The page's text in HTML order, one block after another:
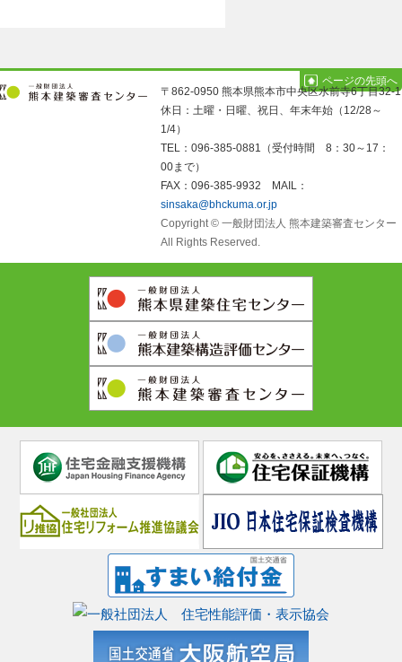
ページの先頭へ
〒862-0950 熊本県熊本市中央区水前寺6丁目32-1
休日：土曜・日曜、祝日、年末年始（12/28～
1/4）
TEL：096-385-0881（受付時間 8：30～17：
00まで）
FAX：096-385-9932 MAIL：
sinsaka@bhckuma.or.jp
Copyright © 一般財団法人 熊本建築審査センター
All Rights Reserved.